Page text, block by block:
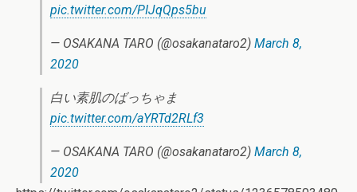
pic.twitter.com/PIJqQps5bu
— OSAKANA TARO (@osakanataro2) March 8,
2020
白い素肌のばっちゃま
pic.twitter.com/aYRTd2RLf3
— OSAKANA TARO (@osakanataro2) March 8,
2020